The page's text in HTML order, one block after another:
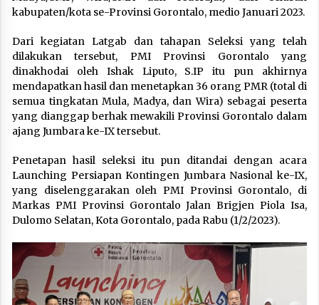
kabupaten/kota se-Provinsi Gorontalo, medio Januari 2023.
Dari kegiatan Latgab dan tahapan Seleksi yang telah
dilakukan tersebut, PMI Provinsi Gorontalo yang
dinakhodai oleh Ishak Liputo, S.IP itu pun akhirnya
mendapatkan hasil dan menetapkan 36 orang PMR (total di
semua tingkatan Mula, Madya, dan Wira) sebagai peserta
yang dianggap berhak mewakili Provinsi Gorontalo dalam
ajang Jumbara ke-IX tersebut.
Penetapan hasil seleksi itu pun ditandai dengan acara
Launching Persiapan Kontingen Jumbara Nasional ke-IX,
yang diselenggarakan oleh PMI Provinsi Gorontalo, di
Markas PMI Provinsi Gorontalo Jalan Brigjen Piola Isa,
Dulomo Selatan, Kota Gorontalo, pada Rabu (1/2/2023).